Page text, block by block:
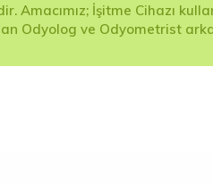
İşitme Cihazı
Odyolog ve Odyometrist